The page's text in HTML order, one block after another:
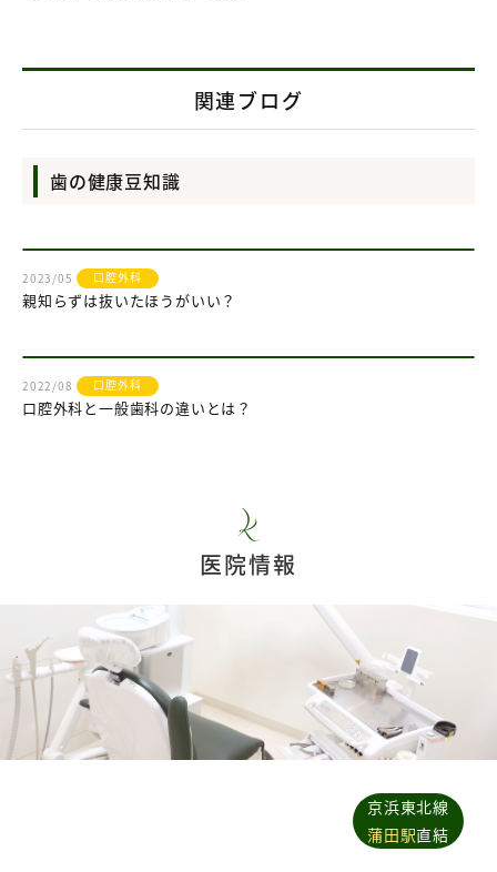
関連ブログ
歯の健康豆知識
2023/05 口腔外科
親知らずは抜いたほうがいい？
2022/08 口腔外科
口腔外科と一般歯科の違いとは？
医院情報
京浜東北線
蒲田駅直結